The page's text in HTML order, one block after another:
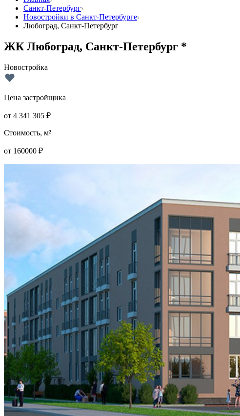
Санкт-Петербург
Новостройки в Санкт-Петербурге
Любоград, Санкт-Петербург
ЖК Любоград, Санкт-Петербург *
Новостройка
Цена застройщика
от 4 341 305 ₽
Стоимость, м²
от 160000 ₽